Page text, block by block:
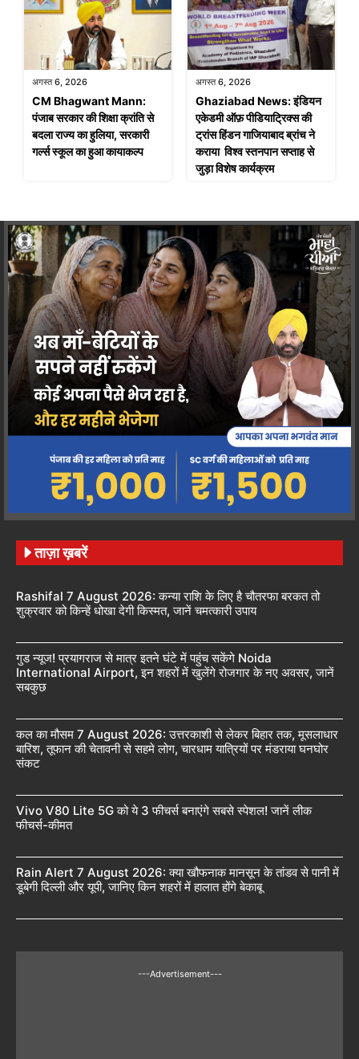
अगस्त 6, 2026
CM Bhagwant Mann:
पंजाब सरकार की शिक्षा क्रांति से
बदला राज्य का हुलिया, सरकारी
गर्ल्स स्कूल का हुआ कायाकल्प
अगस्त 6, 2026
Ghaziabad News: इंडियन
एकेडमी ऑफ़ पीडियाट्रिक्स की
ट्रांस हिंडन गाजियाबाद ब्रांच ने
कराया विश्व स्तनपान सप्ताह से
जुड़ा विशेष कार्यक्रम
ताज़ा ख़बरें
Rashifal 7 August 2026: कन्या राशि के लिए है चौतरफा बरकत तो
शुक्रवार को किन्हें धोखा देगी किस्मत, जानें चमत्कारी उपाय
गुड न्यूज! प्रयागराज से मात्र इतने घंटे में पहुंच सकेंगे Noida
International Airport, इन शहरों में खुलेंगे रोजगार के नए अवसर, जानें
सबकुछ
कल का मौसम 7 August 2026: उत्तरकाशी से लेकर बिहार तक, मूसलाधार
बारिश, तूफान की चेतावनी से सहमे लोग, चारधाम यात्रियों पर मंडराया घनघोर
संकट
Vivo V80 Lite 5G को ये 3 फीचर्स बनाएंगे सबसे स्पेशल! जानें लीक
फीचर्स-कीमत
Rain Alert 7 August 2026: क्या खौफनाक मानसून के तांडव से पानी में
डूबेगी दिल्ली और यूपी, जानिए किन शहरों में हालात होंगे बेकाबू
---Advertisement---